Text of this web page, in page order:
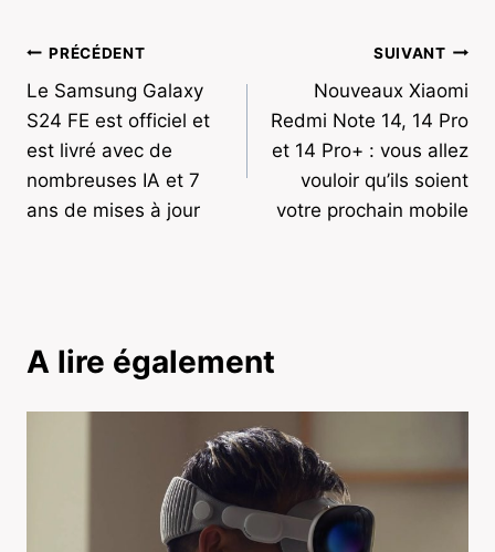
Navigation
de
l’article
PRÉCÉDENT
Le Samsung Galaxy
S24 FE est officiel et
est livré avec de
nombreuses IA et 7
ans de mises à jour
SUIVANT
Nouveaux Xiaomi
Redmi Note 14, 14 Pro
et 14 Pro+ : vous allez
vouloir qu’ils soient
votre prochain mobile
A lire également